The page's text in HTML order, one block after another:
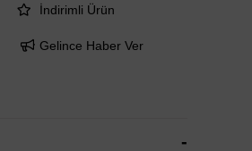
İndirimli Ürün
Gelince Haber Ver